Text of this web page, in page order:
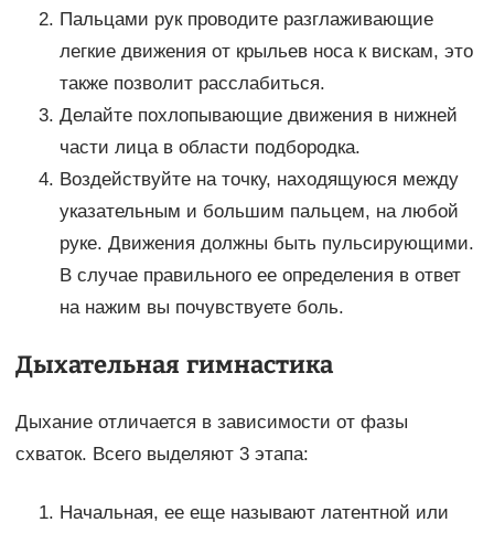
Пальцами рук проводите разглаживающие
легкие движения от крыльев носа к вискам, это
также позволит расслабиться.
Делайте похлопывающие движения в нижней
части лица в области подбородка.
Воздействуйте на точку, находящуюся между
указательным и большим пальцем, на любой
руке. Движения должны быть пульсирующими.
В случае правильного ее определения в ответ
на нажим вы почувствуете боль.
Дыхательная гимнастика
Дыхание отличается в зависимости от фазы
схваток. Всего выделяют 3 этапа:
Начальная, ее еще называют латентной или